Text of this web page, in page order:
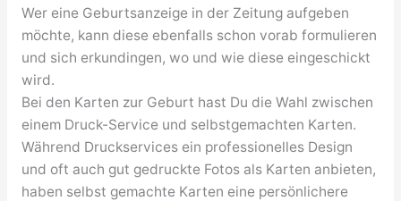
Wer eine Geburtsanzeige in der Zeitung aufgeben
möchte, kann diese ebenfalls schon vorab formulieren
und sich erkundingen, wo und wie diese eingeschickt
wird.
Bei den Karten zur Geburt hast Du die Wahl zwischen
einem Druck-Service und selbstgemachten Karten.
Während Druckservices ein professionelles Design
und oft auch gut gedruckte Fotos als Karten anbieten,
haben selbst gemachte Karten eine persönlichere